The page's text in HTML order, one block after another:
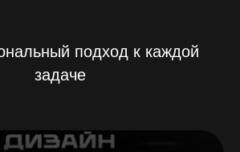
подход к каждой
задаче